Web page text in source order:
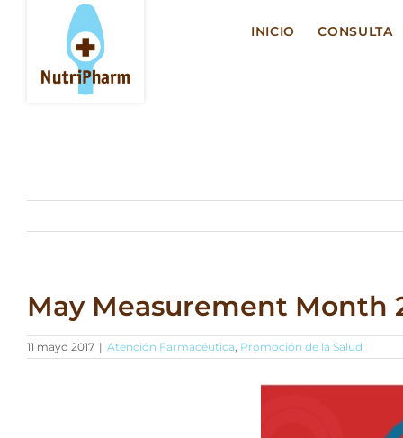
contenido
INICIO CONSULTA
May Measurement Month
11 mayo 2017 | Atención Farmacéutica Promoción de la Salud